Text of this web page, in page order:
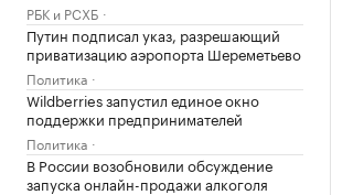
РБК и РСХБ
Путин подписал указ, разрешающий
приватизацию аэропорта Шереметьево
Политика
Wildberries запустил единое окно
поддержки предпринимателей
Политика
В России возобновили обсуждение
запуска онлайн-продажи алкоголя